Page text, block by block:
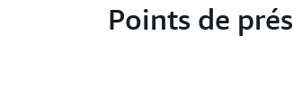
Points de